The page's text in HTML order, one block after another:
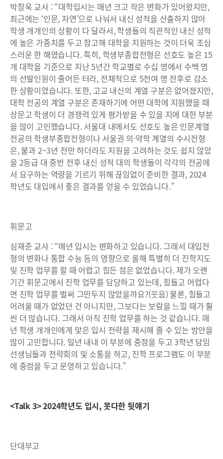
박창욱 교사 : “대학입시는 매년 크고 작은 변화가 있어왔지만,
최근에는 ‘인문, 자연’으로 나눠서 내신 성적을 산출하지 않아
학생 개개인의 상황이 다 달라서, 학생들의 직관적인 내신 성적
에 높은 가중치를 두고 참고해 대학을 지원하는 것이 더욱 조심
스러운 한 해였습니다. 특히, 학생부종합전형은 선호도 높은 15
개 대학을 기준으로 지난 5년간 학교별로 수십 명에서 수백 명
의 선발인원이 줄어든 터라, 전체적으로 5천여 명 전후로 감소
한 상황이었습니다. 또한, 고교 내신의 계열 구분은 없어졌지만,
대학 전공의 계열 구분은 존재하기에 어떤 대학에 지원했을 때
상문고 학생이 더 경쟁력 있게 평가받을 수 있을 지에 대한 부분
을 많이 고민했습니다. 서울대 내에서도 선호도 높은 인문계열
전공의 학생부종합전형이나 서울권 의·약학 계열의 수시전형
은, 불과 2~3년 전만 하더라도 지원을 고려하는 것도 쉽지 않았
을 2등급 대 중반 전후 내신 성적 대의 학생들이 각각의 전공에
서 요구하는 역량을 기르기 위해 끊임없이 준비한 결과, 2024
학년도 대입에서 좋은 결과를 얻을 수 있었습니다.”
휘문고
심재준 교사 : “매년 입시는 변화하고 있습니다. 그래서 대입전
형의 변화나 통합 수능 등의 영향으로 올해 특별히 더 진학지도
및 진학 업무를 할 때 어렵고 힘든 점은 없었습니다. 제가 오랜
기간 휘문고에서 진학 업무를 담당하고 있는데, 힘들고 어렵다
면 진학 업무를 벌써 그만두지 않았을까요?(웃음) 물론, 힘들고
어려울 때가 없었던 건 아니지만, 그보다는 보람을 느낄 때가 훨
씬 더 많습니다. 그래서 아직 진학 업무를 하는 것 같습니다. 매
년 학생 개개인에게 맞은 입시 전략을 제시해 줄 수 있는 방안을
많이 고민합니다. 일년 내내 이 부분에 중점을 두고 3학년 담임
선생님들과 전략회의 및 소통을 하고, 진학 프로그램도 이 부분
에 중점을 두고 운영하고 있습니다.”
<Talk 3> 2024학년도 입시, 못다한 뒷얘기
단대부고